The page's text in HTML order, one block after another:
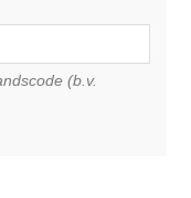
(b.v.